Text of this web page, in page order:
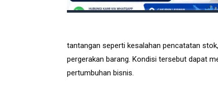
tantangan seperti kesalahan pencatatan
pergerakan barang. Kondisi tersebut dapat
pertumbuhan bisnis.